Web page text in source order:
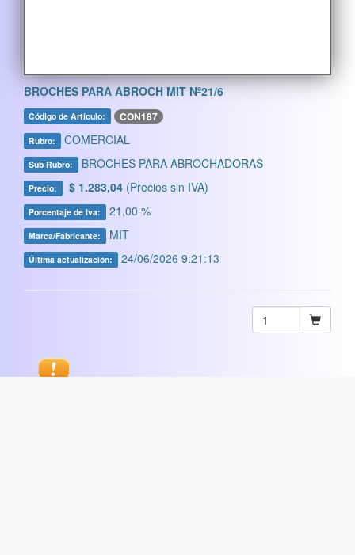
BROCHES PARA ABROCH MIT Nº21/6
Código de Artículo: CON187
Rubro: COMERCIAL
Sub Rubro: BROCHES PARA ABROCHADORAS
Precio: $ 1.283,04 (Precios sin IVA)
Porcentaje de Iva: 21,00 %
Marca/Fabricante: MIT
Última actualización: 24/06/2026 9:21:13